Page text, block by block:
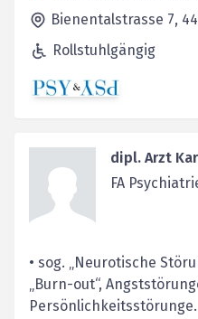
Bienentalstrasse 7,
Rollstuhlgängig
dipl. Arzt
FA
• sog. „Neurotische
„Burn-out“,